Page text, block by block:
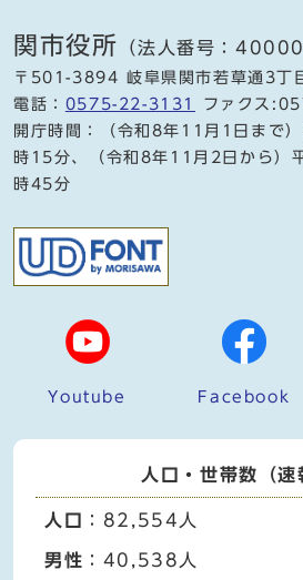
関市役所 （法人番号：
〒501-3894 岐阜県関市若草通3丁
電話： 0575-22-3131
ファクス
開庁時間：（令和8年11月1日まで
時15分、（令和8年11月2日から
時45分
Youtube Facebook
人口・世帯数（速
人口 ：82,554人
男性 ：40,538人